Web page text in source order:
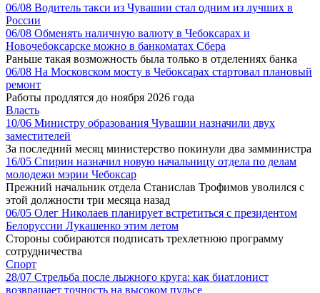
06/08 Водитель такси из Чувашии стал одним из лучших в
России
06/08 Обменять наличную валюту в Чебоксарах и
Новочебоксарске можно в банкоматах Сбера
Раньше такая возможность была только в отделениях банка
06/08 На Московском мосту в Чебоксарах стартовал плановый
ремонт
Работы продлятся до ноября 2026 года
Власть
10/06 Министру образования Чувашии назначили двух
заместителей
За последний месяц министерство покинули два замминистра
16/05 Спирин назначил новую начальницу отдела по делам
молодежи мэрии Чебоксар
Прежний начальник отдела Станислав Трофимов уволился с
этой должности три месяца назад
06/05 Олег Николаев планирует встретиться с президентом
Белоруссии Лукашенко этим летом
Стороны собираются подписать трехлетнюю программу
сотрудничества
Спорт
28/07 Стрельба после лыжного круга: как биатлонист
возвращает точность на высоком пульсе